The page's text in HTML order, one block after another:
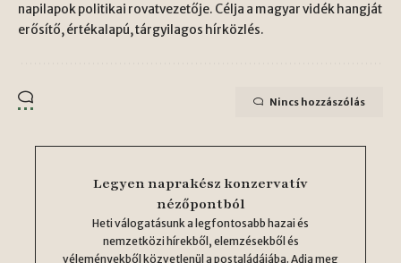
napilapok politikai rovatvezetője. Célja a magyar vidék hangját
erősítő, értékalapú, tárgyilagos hírközlés.
Nincs hozzászólás
Legyen naprakész konzervatív
nézőpontból
Heti válogatásunk a legfontosabb hazai és
nemzetközi hírekből, elemzésekből és
véleményekből közvetlenül a postaládájába. Adja meg